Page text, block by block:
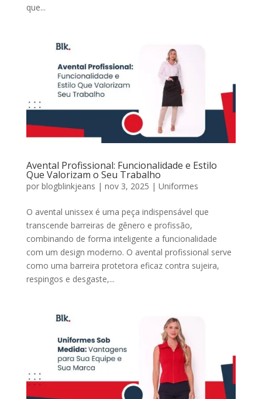
que...
Avental Profissional: Funcionalidade e Estilo
Que Valorizam o Seu Trabalho
por blogblinkjeans | nov 3, 2025 | Uniformes
O avental unissex é uma peça indispensável que
transcende barreiras de gênero e profissão,
combinando de forma inteligente a funcionalidade
com um design moderno. O avental profissional serve
como uma barreira protetora eficaz contra sujeira,
respingos e desgaste,...